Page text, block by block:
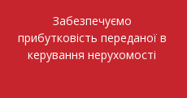
Забезпечуємо
прибутковість переданої в
керування нерухомості